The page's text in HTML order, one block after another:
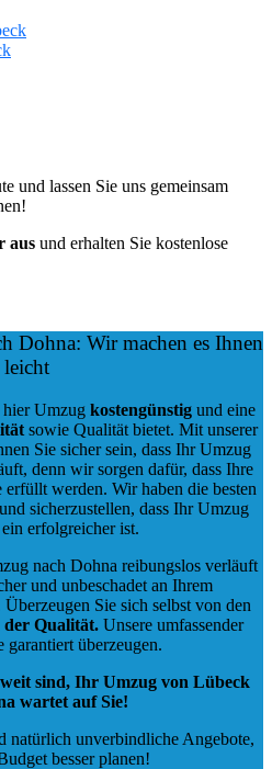
und lassen Sie uns gemeinsam
aus und erhalten Sie kostenlose
Dohna: Wir machen es Ihnen
leicht
hier Umzug kostengünstigund eine
sowie Qualität bietet. Mit unserer
Sie sicher sein, dass Ihr Umzug
denn wir sorgen dafür, dass Ihre
werden. Wir haben die besten
sicherzustellen, dass Ihr Umzug
erfolgreicher ist.
nach Dohna reibungslos verläuft
und unbeschadet an Ihrem
Sie sich selbst von den
der Qualität.Unsere umfassender
garantiert überzeugen.
sind, Ihr Umzug von Lübeck
wartet auf Sie!
natürlich unverbindliche Angebote,
besser planen!